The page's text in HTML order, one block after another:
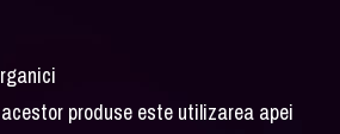
produse este utilizarea apei